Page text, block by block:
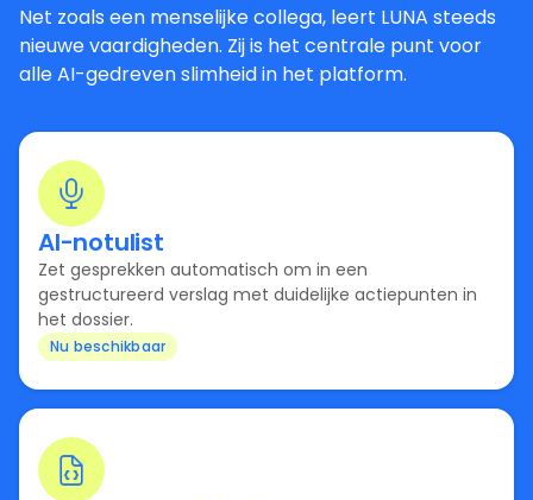
Net zoals een menselijke collega, leert LUNA steeds
nieuwe vaardigheden. Zij is het centrale punt voor
alle AI-gedreven slimheid in het platform.
AI-notulist
Zet gesprekken automatisch om in een
gestructureerd verslag met duidelijke actiepunten in
het dossier.
Nu beschikbaar